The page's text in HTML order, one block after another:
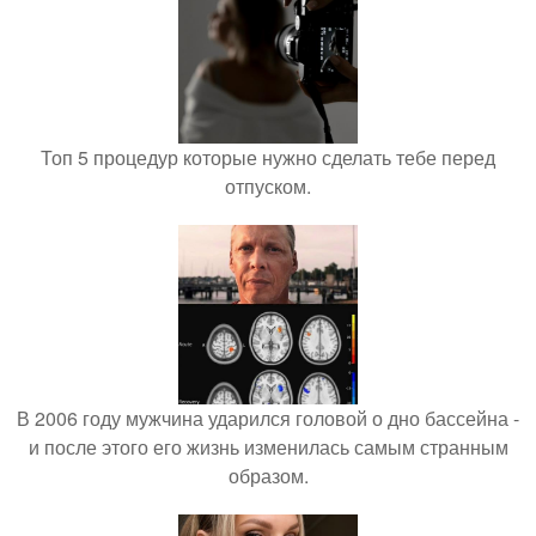
Топ 5 процедур которые нужно сделать тебе перед
отпуском.
В 2006 году мужчина ударился головой о дно бассейна -
и после этого его жизнь изменилась самым странным
образом.